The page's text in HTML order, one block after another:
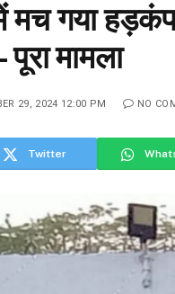
मच गया
मामला
29, 2024 12:00 PM NO
Twitter